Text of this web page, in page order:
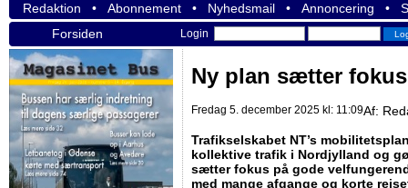
Redaktion • Abonnement • Nyhedsmail • Annoncering •
Forsiden
Login
Ny plan sætter
Fredag 5. december 2025 kl: 11:09Af:
Trafikselskabet NT’s
kollektive trafik i Nordjylland og
sætter fokus på gode
med mange afgange og korte